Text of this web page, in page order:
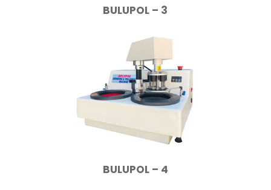
BULUPOL – 3
BULUPOL – 4